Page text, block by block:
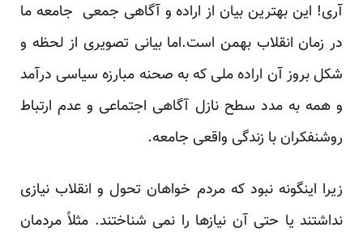
آری! این بهترین بیان از اراده و آگاهی جمعی جامعه ما
در زمان انقلاب بهمن است.اما بیانی تصویری از لحظه و
شکل بروز آن اراده ملی که به صحنه مبارزه سیاسی درآمد
و همه به مدد سطح نازل آگاهی اجتماعی و عدم ارتباط
روشنفکران با زندگی واقعی جامعه.
زیرا اینگونه نبود که مردم خواهان تحول و انقلاب نیازی
نداشتند یا حتی آن نیازها را نمی شناختند. مثلاً مردمان